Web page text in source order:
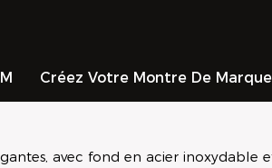
Créez Votre Montre De Marque
avec fond en acier inoxydable